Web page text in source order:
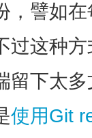
，譬如
过这种
留下太
使用Git